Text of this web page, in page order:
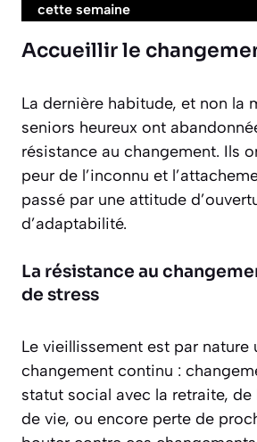
cette semaine
Accueillir le
La dernière habitude, et non la
seniors heureux ont
résistance au changement. Ils
peur de l’inconnu et
passé par une attitude
d’adaptabilité.
La résistance au
de stress
Le vieillissement est par nature
changement continu :
statut social avec la retraite, de
de vie, ou encore perte de